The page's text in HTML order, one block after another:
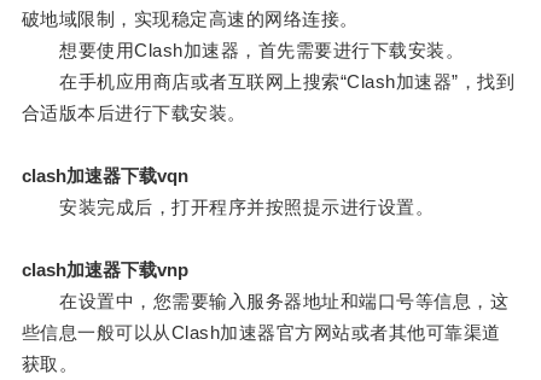
破地域限制，实现稳定高速的网络连接。
想要使用Clash加速器，首先需要进行下载安装。
在手机应用商店或者互联网上搜索“Clash加速器”，找到
合适版本后进行下载安装。
clash加速器下载vqn
安装完成后，打开程序并按照提示进行设置。
clash加速器下载vnp
在设置中，您需要输入服务器地址和端口号等信息，这
些信息一般可以从Clash加速器官方网站或者其他可靠渠道
获取。